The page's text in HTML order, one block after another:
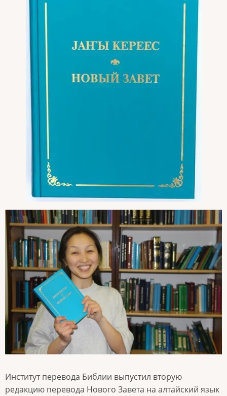
Институт перевода Библии выпустил вторую
редакцию перевода Нового Завета на алтайский язык